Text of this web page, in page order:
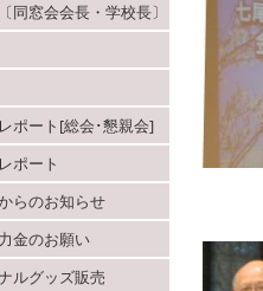
同窓会会長・学校長〕
ポート[総会･懇親会]
ポート
らのお知らせ
金のお願い
ルグッズ販売